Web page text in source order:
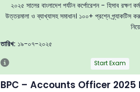
২০২৫ সালের বাংলাদেশ পর্যটন কর্পোরেশন - হিসাব
উত্তরমালা ও ব্যাখ্যাসহ সমাধান। ১০০+ প্রশ্নে প্র্যাকটিস
তারিখ: ১৯-০৭-২০২৫
Start Exam
BPC – Accounts Officer